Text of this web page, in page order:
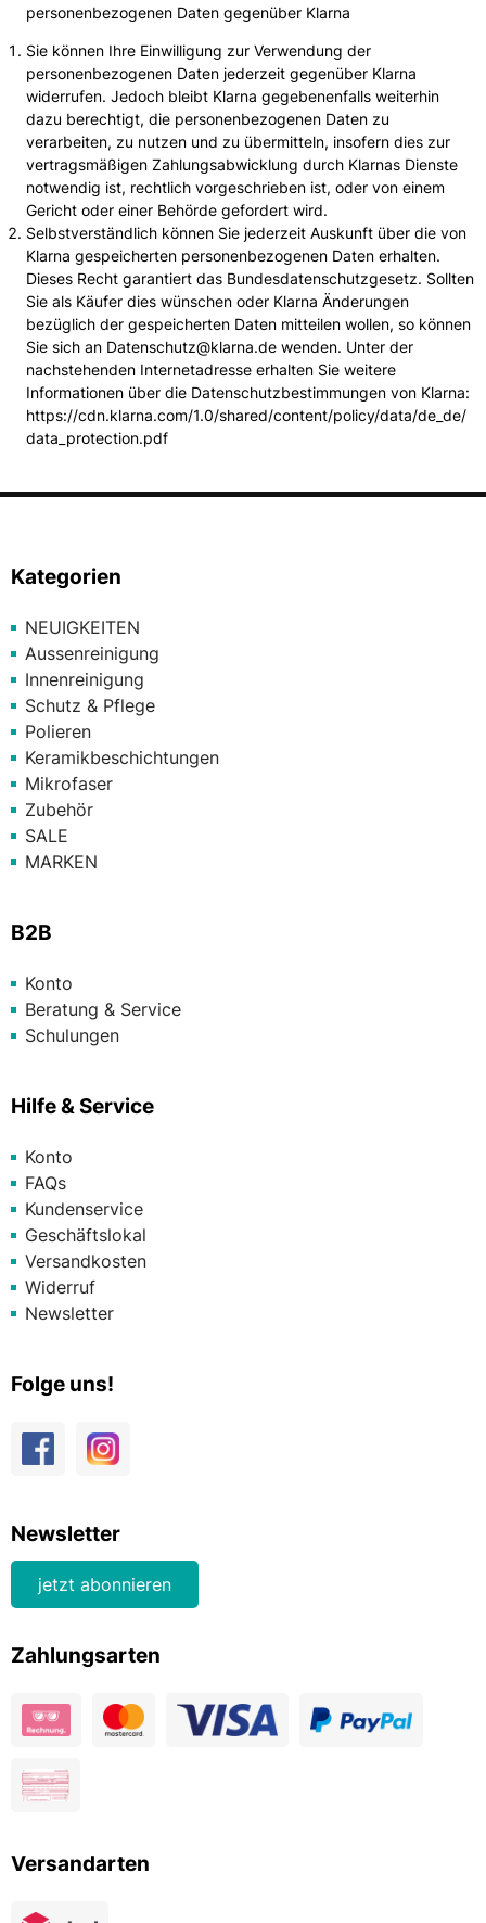
personenbezogenen Daten gegenüber Klarna
Sie können Ihre Einwilligung zur Verwendung der
personenbezogenen Daten jederzeit gegenüber Klarna
widerrufen. Jedoch bleibt Klarna gegebenenfalls weiterhin
dazu berechtigt, die personenbezogenen Daten zu
verarbeiten, zu nutzen und zu übermitteln, insofern dies zur
vertragsmäßigen Zahlungsabwicklung durch Klarnas Dienste
notwendig ist, rechtlich vorgeschrieben ist, oder von einem
Gericht oder einer Behörde gefordert wird.
Selbstverständlich können Sie jederzeit Auskunft über die von
Klarna gespeicherten personenbezogenen Daten erhalten.
Dieses Recht garantiert das Bundesdatenschutzgesetz. Sollten
Sie als Käufer dies wünschen oder Klarna Änderungen
bezüglich der gespeicherten Daten mitteilen wollen, so können
Sie sich an Datenschutz@klarna.de wenden. Unter der
nachstehenden Internetadresse erhalten Sie weitere
Informationen über die Datenschutzbestimmungen von Klarna:
https://cdn.klarna.com/1.0/shared/content/policy/data/de_de/
data_protection.pdf
Kategorien
NEUIGKEITEN
Aussenreinigung
Innenreinigung
Schutz & Pflege
Polieren
Keramikbeschichtungen
Mikrofaser
Zubehör
SALE
MARKEN
B2B
Konto
Beratung & Service
Schulungen
Hilfe & Service
Konto
FAQs
Kundenservice
Geschäftslokal
Versandkosten
Widerruf
Newsletter
Folge uns!
Newsletter
jetzt abonnieren
Zahlungsarten
Versandarten